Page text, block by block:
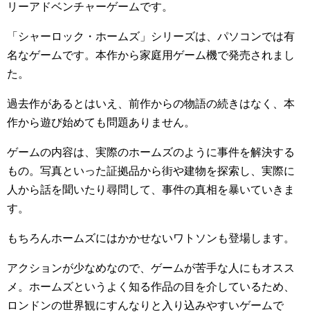
リーアドベンチャーゲームです。
「シャーロック・ホームズ」シリーズは、パソコンでは有
名なゲームです。本作から家庭用ゲーム機で発売されまし
た。
過去作があるとはいえ、前作からの物語の続きはなく、本
作から遊び始めても問題ありません。
ゲームの内容は、実際のホームズのように事件を解決する
もの。写真といった証拠品から街や建物を探索し、実際に
人から話を聞いたり尋問して、事件の真相を暴いていきま
す。
もちろんホームズにはかかせないワトソンも登場します。
アクションが少なめなので、ゲームが苦手な人にもオスス
メ。ホームズというよく知る作品の目を介しているため、
ロンドンの世界観にすんなりと入り込みやすいゲームで